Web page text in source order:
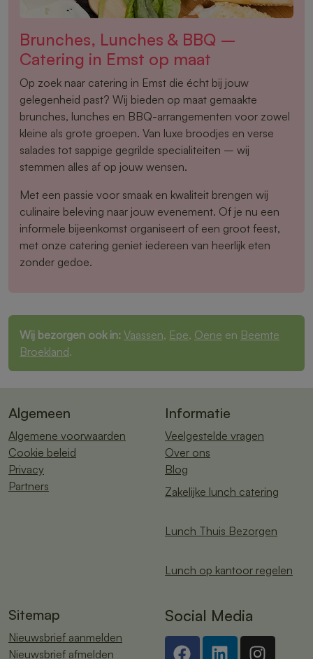
Brunches, Lunches & BBQ –
Catering in Emst op maat
Op zoek naar catering in Emst die écht bij jouw
gelegenheid past? Wij bieden op maat gemaakte
brunches, lunches en BBQ-arrangementen voor zowel
kleine als grote groepen. Van luxe broodjes en verse
salades tot sappige gegrilde specialiteiten – wij
stemmen alles af op jouw wensen.
Met een passie voor smaak en kwaliteit brengen wij
culinaire beleving naar jouw evenement. Of je nu een
informele bijeenkomst organiseert of een groot feest,
met onze catering geniet iedereen van heerlijk eten
zonder gedoe.
Wij bezorgen ook in: Vaassen, Epe, Oene en Beemte
Broekland.
Algemeen
Algemene voorwaarden
Cookie beleid
Privacy
Partners
Informatie
Veelgestelde vragen
Over ons
Blog
Zakelijke lunch catering
Lunch Thuis Bezorgen
Lunch op kantoor regelen
Sitemap
Nieuwsbrief aanmelden
Nieuwsbrief afmelden
Social Media